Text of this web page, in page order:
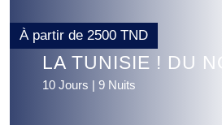
À partir de 2500 TND
LA TUNISIE ! DU
10 Jours | 9 Nuits